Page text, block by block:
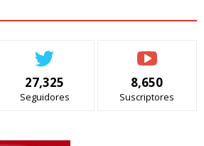
27,325
Seguidores
8,650
Suscriptores